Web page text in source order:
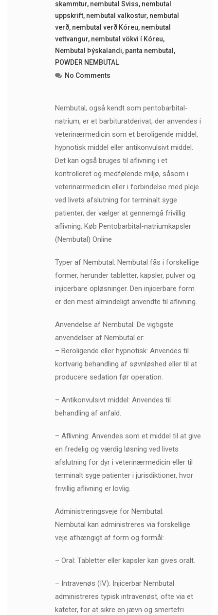
skammtur, nembutal Sviss, nembutal
uppskrift, nembutal valkostur, nembutal
verð, nembutal verð Kóreu, nembutal
vettvangur, nembutal vökvi í Kóreu,
Nembutal Þýskalandi, panta nembutal ,
POWDER NEMBUTAL
No Comments
Nembutal, også kendt som pentobarbital-
natrium, er et barbituratderivat, der anvendes i
veterinærmedicin som et beroligende middel,
hypnotisk middel eller antikonvulsivt middel.
Det kan også bruges til aflivning i et
kontrolleret og medfølende miljø, såsom i
veterinærmedicin eller i forbindelse med pleje
ved livets afslutning for terminalt syge
patienter, der vælger at gennemgå frivillig
aflivning. Køb Pentobarbital-natriumkapsler
(Nembutal) Online
Typer af Nembutal: Nembutal fås i forskellige
former, herunder tabletter, kapsler, pulver og
injicerbare opløsninger. Den injicerbare form
er den mest almindeligt anvendte til aflivning.
Anvendelse af Nembutal: De vigtigste
anvendelser af Nembutal er:
– Beroligende eller hypnotisk: Anvendes til
kortvarig behandling af søvnløshed eller til at
producere sedation før operation.
– Antikonvulsivt middel: Anvendes til
behandling af anfald.
– Aflivning: Anvendes som et middel til at give
en fredelig og værdig løsning ved livets
afslutning for dyr i veterinærmedicin eller til
terminalt syge patienter i jurisdiktioner, hvor
frivillig aflivning er lovlig.
Administreringsveje for Nembutal:
Nembutal kan administreres via forskellige
veje afhængigt af form og formål:
– Oral: Tabletter eller kapsler kan gives oralt.
– Intravenøs (IV): Injicerbar Nembutal
administreres typisk intravenøst, ofte via et
kateter, for at sikre en jævn og smertefri